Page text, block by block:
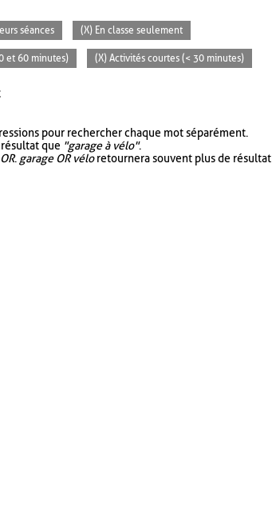
séances (X) En classe seulement
et 60 minutes) (X) Activités courtes (< 30 minutes)
pour rechercher chaque mot séparément.
que "garage à vélo".
OR. garage OR véloretournera souvent plus de résultat